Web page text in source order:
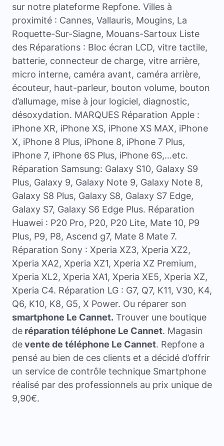
sur notre plateforme Repfone. Villes à
proximité : Cannes, Vallauris, Mougins, La
Roquette-Sur-Siagne, Mouans-Sartoux Liste
des Réparations : Bloc écran LCD, vitre tactile,
batterie, connecteur de charge, vitre arrière,
micro interne, caméra avant, caméra arrière,
écouteur, haut-parleur, bouton volume, bouton
d’allumage, mise à jour logiciel, diagnostic,
désoxydation. MARQUES Réparation Apple :
iPhone XR, iPhone XS, iPhone XS MAX, iPhone
X, iPhone 8 Plus, iPhone 8, iPhone 7 Plus,
iPhone 7, iPhone 6S Plus, iPhone 6S,…etc.
Réparation Samsung: Galaxy S10, Galaxy S9
Plus, Galaxy 9, Galaxy Note 9, Galaxy Note 8,
Galaxy S8 Plus, Galaxy S8, Galaxy S7 Edge,
Galaxy S7, Galaxy S6 Edge Plus. Réparation
Huawei : P20 Pro, P20, P20 Lite, Mate 10, P9
Plus, P9, P8, Ascend g7, Mate 8 Mate 7.
Réparation Sony : Xperia XZ3, Xperia XZ2,
Xperia XA2, Xperia XZ1, Xperia XZ Premium,
Xperia XL2, Xperia XA1, Xperia XE5, Xperia XZ,
Xperia C4. Réparation LG : G7, Q7, K11, V30, K4,
Q6, K10, K8, G5, X Power. Ou réparer son
smartphone Le Cannet. Trouver une boutique
de réparation téléphone Le Cannet. Magasin
devente de téléphone Le Cannet. Repfone a
pensé au bien de ces clients et a décidé d’offrir
un service de contrôle technique Smartphone
réalisé par des professionnels au prix unique de
9,90€.